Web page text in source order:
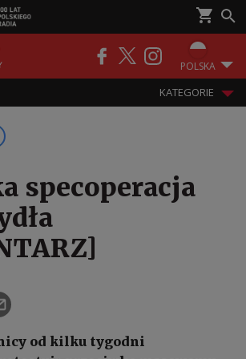
POLSKA
KATEGORIE
specoperacja
od kilku tygodni